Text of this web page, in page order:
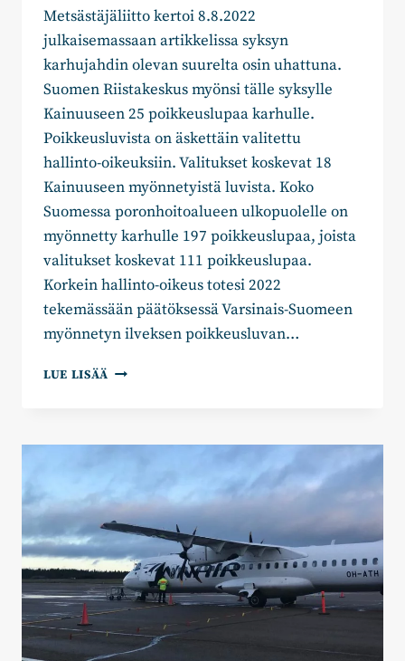
Metsästäjäliitto kertoi 8.8.2022
julkaisemassaan artikkelissa syksyn
karhujahdin olevan suurelta osin uhattuna.
Suomen Riistakeskus myönsi tälle syksylle
Kainuuseen 25 poikkeuslupaa karhulle.
Poikkeusluvista on äskettäin valitettu
hallinto-oikeuksiin. Valitukset koskevat 18
Kainuuseen myönnetyistä luvista. Koko
Suomessa poronhoitoalueen ulkopuolelle on
myönnetty karhulle 197 poikkeuslupaa, joista
valitukset koskevat 111 poikkeuslupaa.
Korkein hallinto-oikeus totesi 2022
tekemässään päätöksessä Varsinais-Suomeen
myönnetyn ilveksen poikkeusluvan…
LUE LISÄÄ HUOLEHTIIKO